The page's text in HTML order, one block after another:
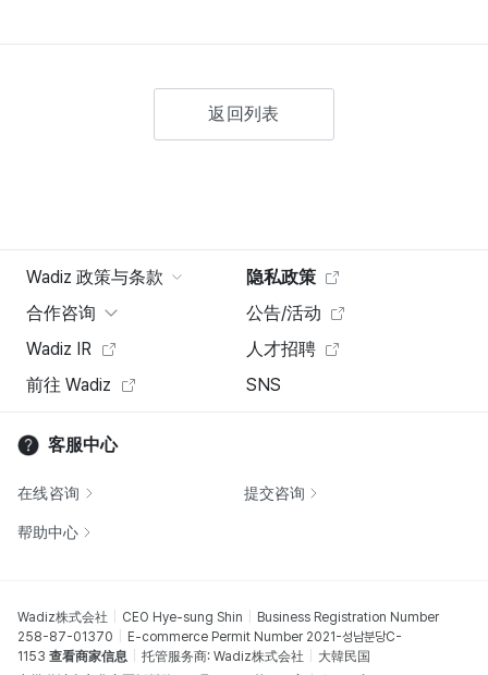
返回列表
Wadiz 政策与条款
隐私政策
合作咨询
公告/活动
Wadiz IR
人才招聘
前往 Wadiz
SNS
客服中心
在线咨询 提交咨询
帮助中心
Wadiz株式会社 CEO Hye-sung Shin
Business Registration Number
258-87-01370
E-commerce Permit Number 2021-성남분당C-
1153 查看商家信息 托管服务商: Wadiz株式会社
大韓民国